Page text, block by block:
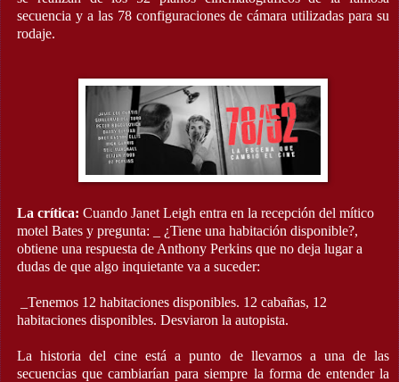
secuencia y a las 78 configuraciones de cámara utilizadas para su
rodaje.
La crítica: Cuando Janet Leigh entra en la recepción del mítico
motel Bates y pregunta: _ ¿Tiene una habitación disponible?,
obtiene una respuesta de Anthony Perkins que no deja lugar a
dudas de que algo inquietante va a suceder:
_Tenemos 12 habitaciones disponibles. 12 cabañas, 12
habitaciones disponibles. Desviaron la autopista.
La historia del cine está a punto de llevarnos a una de las
secuencias que cambiarían para siempre la forma de entender la